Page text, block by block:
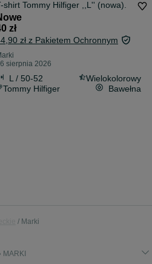
shirt Tommy Hilfiger ,,L'' (nowa).
zł
zł z Pakietem Ochronnym
sierpnia 2026
L / 50-52
Wielokolorowy
Tommy Hilfiger
Bawełna
Marki
MARKI